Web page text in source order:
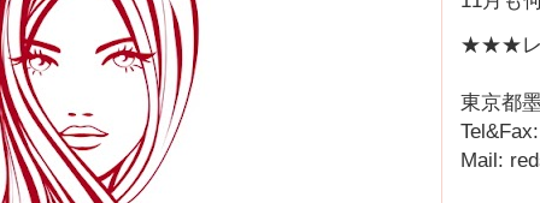
★★★レ
東京都
Mail: